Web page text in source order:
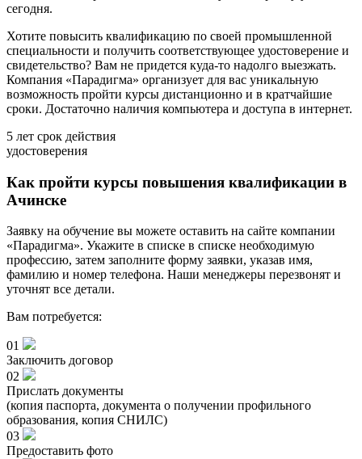
сегодня.
Хотите повысить квалификацию по своей промышленной
специальности и получить соответствующее удостоверение и
свидетельство? Вам не придется куда-то надолго выезжать.
Компания «Парадигма» организует для вас уникальную
возможность пройти курсы дистанционно и в кратчайшие
сроки. Достаточно наличия компьютера и доступа в интернет.
5 лет срок действия
удостоверения
Как пройти курсы повышения квалификации в
Ачинске
Заявку на обучение вы можете оставить на сайте компании
«Парадигма». Укажите в списке в списке необходимую
профессию, затем заполните форму заявки, указав имя,
фамилию и номер телефона. Наши менеджеры перезвонят и
уточнят все детали.
Вам потребуется:
01
Заключить договор
02
Прислать документы
(копия паспорта, документа о получении профильного
образования, копия СНИЛС)
03
Предоставить фото